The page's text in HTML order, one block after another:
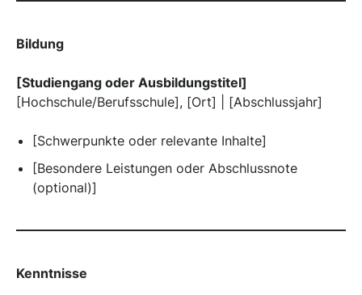
Bildung
[Studiengang oder Ausbildungstitel]
[Hochschule/Berufsschule], [Ort] | [Abschlussjahr]
[Schwerpunkte oder relevante Inhalte]
[Besondere Leistungen oder Abschlussnote
(optional)]
Kenntnisse